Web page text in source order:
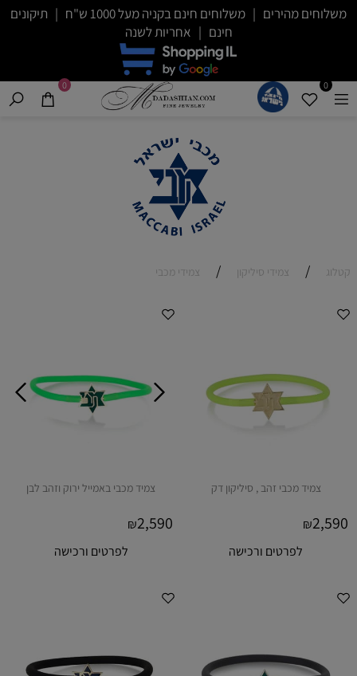
משלוחים מהירים | משלוחים חינם בקניה מעל 1000 ש"ח | תיקונים
חינם | אחריות לשנה
0
0
קטלוג / צמידי סיליקון / צמידי מכבי
צמיד מכבי זהב , סיליקון דק
₪2,590
לפרטים ורכישה
צמיד מכבי באמייל ירוק וזהב לבן
₪2,590
לפרטים ורכישה